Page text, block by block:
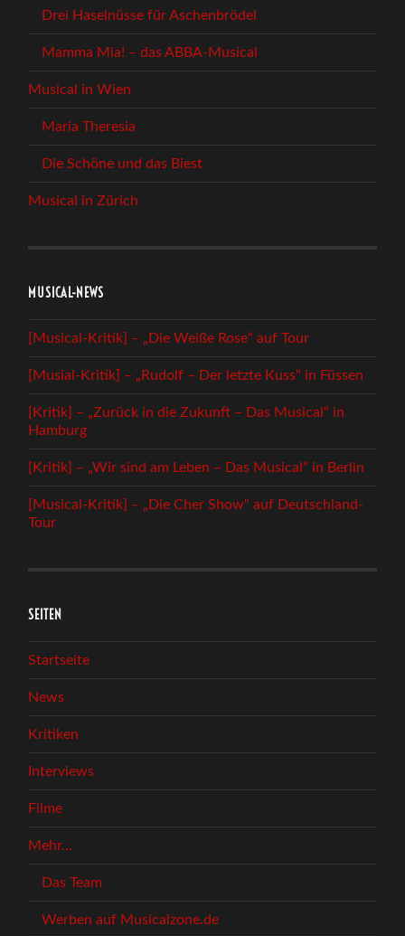
Drei Haselnüsse für Aschenbrödel
Mamma Mia! – das ABBA-Musical
Musical in Wien
Maria Theresia
Die Schöne und das Biest
Musical in Zürich
MUSICAL-NEWS
[Musical-Kritik] – „Die Weiße Rose“ auf Tour
[Musial-Kritik] – „Rudolf – Der letzte Kuss“ in Füssen
[Kritik] – „Zurück in die Zukunft – Das Musical“ in
Hamburg
[Kritik] – „Wir sind am Leben – Das Musical“ in Berlin
[Musical-Kritik] – „Die Cher Show“ auf Deutschland-
Tour
SEITEN
Startseite
News
Kritiken
Interviews
Filme
Mehr…
Das Team
Werben auf Musicalzone.de